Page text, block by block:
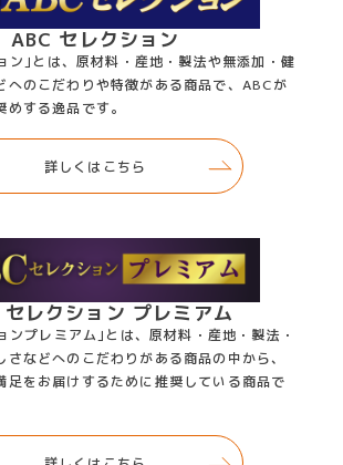
ABC セレクション
ン｣とは、原材料・産地・製法や無添加・健
へのこだわりや特徴がある商品で、ABCが
する逸品です。
詳しくはこちら
レクション プレミアム
ンプレミアム｣とは、原材料・産地・製法・
さなどへのこだわりがある商品の中から、
足をお届けするために推奨している商品で